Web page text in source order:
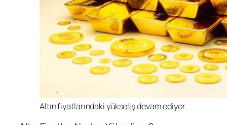
Altın fiyatlarındaki yükseliş devam ediyor.